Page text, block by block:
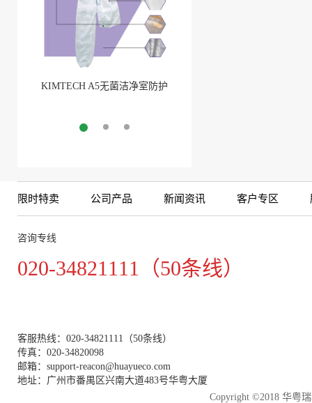
KIMTECH A5无菌洁净室防护
限时特卖 公司产品 新闻资讯 客户专区
咨询专线
020-34821111（50条线）
客服热线：020-34821111（50条线）
传真：020-34820098
邮箱：support-reacon@huayueco.com
地址：广州市番禺区兴南大道483号华粤大厦
Copyright ©2018 华粤